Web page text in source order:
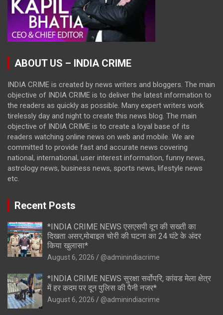
ABOUT US – INDIA CRIME
INDIA CRIME is created by news writers and bloggers. The main
objective of INDIA CRIME is to deliver the latest information to
the readers as quickly as possible. Many expert writers work
tirelessly day and night to create this news blog. The main
objective of INDIA CRIME is to create a loyal base of its
readers watching online news on web and mobile. We are
committed to provide fast and accurate news covering
national, international, user interest information, funny news,
astrology news, business news, sports news, lifestyle news
etc.
Recent Posts
*INDIA CRIME NEWS एसएसपी दून की सख्ती का
दिखता असर,मोबाइल चोरी की घटना का 24 घंटे के अंदर
किया खुलासा*
August 6, 2026 @adminindiacrime
*INDIA CRIME NEWS सुरक्षा सर्वोपरि, कांवड मेला क्षेत्र
में हर कदम पर दून पुलिस की पैनी नजर*
August 6, 2026 @adminindiacrime